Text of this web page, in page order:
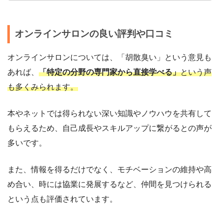
オンラインサロンの良い評判や口コミ
オンラインサロンについては、「胡散臭い」という意見も
あれば、 「特定の分野の専門家から直接学べる」という声
も多くみられます。
本やネットでは得られない深い知識やノウハウを共有して
もらえるため、自己成長やスキルアップに繋がるとの声が
多いです。
また、情報を得るだけでなく、モチベーションの維持や高
め合い、時には協業に発展するなど、仲間を見つけられる
という点も評価されています。